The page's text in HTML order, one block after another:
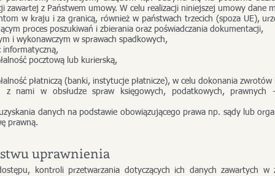
zawartej z Państwem umowy. W celu realizacji niniejszej umowy dane
w kraju i za granicą, również w państwach trzecich (spoza UE),
proces poszukiwań i zbierania oraz poświadczania dokumentacji,
i wykonawczym w sprawach spadkowych,
informatyczną,
pocztową lub kurierską,
płatniczą (banki, instytucje płatnicze), w celu dokonania zwrotów
z nami w obsłudze spraw księgowych, podatkowych,
danych na podstawie obowiązującego prawa np. sądy lub
prawną.
uprawnienia
kontroli przetwarzania dotyczących ich danych zawartych w